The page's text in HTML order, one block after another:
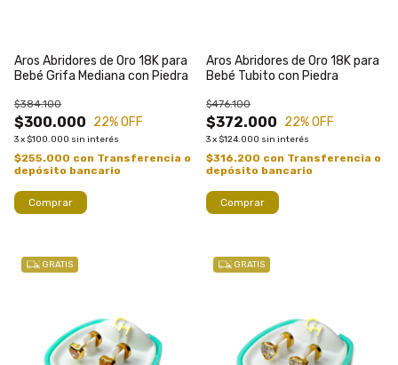
Aros Abridores de Oro 18K para
Bebé Grifa Mediana con Piedra
$300.000
$384.100
22% OFF
3x $100.000 sin interés
$255.000 con Transferencia o
depósito bancario
Comprar
Aros Abridores de Oro 18K para
Bebé Tubito con Piedra
$372.000
$476.100
22% OFF
3x $124.000 sin interés
$316.200 con Transferencia o
depósito bancario
Comprar
GRATIS GRATIS